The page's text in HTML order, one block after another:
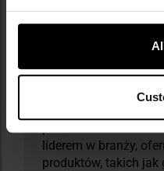
marki Sabre.
amerykańska marka,
specjalizuje się w
liderem w branży,
produktów, takich jak